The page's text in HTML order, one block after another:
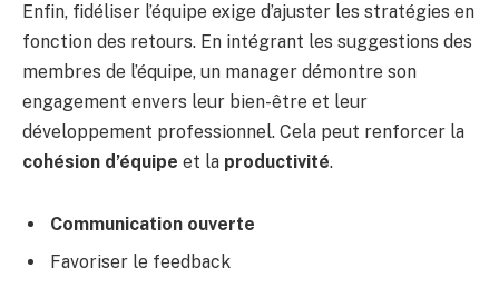
Enfin, fidéliser l’équipe exige d’ajuster les stratégies en
fonction des retours. En intégrant les suggestions des
membres de l’équipe, un manager démontre son
engagement envers leur bien-être et leur
développement professionnel. Cela peut renforcer la
cohésion d’équipe et la productivité.
Communication ouverte
Favoriser le feedback